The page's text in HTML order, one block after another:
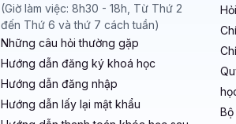
(Giờ làm việc: 8h30 - 18h, Từ Thứ 2
đến Thứ 6 và thứ 7 cách tuần)
Những câu hỏi thường gặp
Hướng dẫn đăng ký khoá học
Hướng dẫn đăng nhập
Hướng dẫn lấy lại mật khẩu